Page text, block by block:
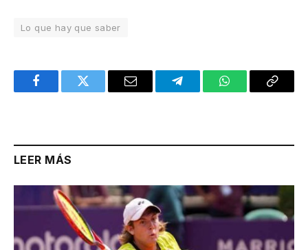
Lo que hay que saber
FacebookTwitter Email TelegramWhatsAppCopy
LEER MÁS